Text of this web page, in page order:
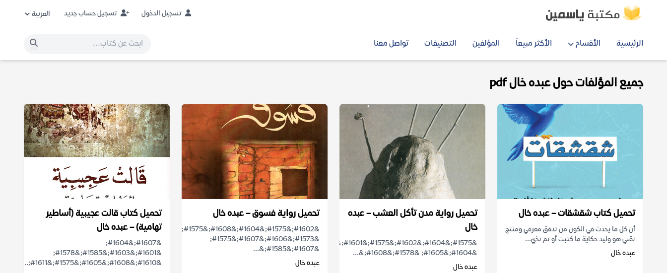
تسجيل الدخول تسجيل حساب جديد
الرئيسية الأقسام الأكثر مبيعاً المؤلفين التصنيفات تواصل معنا
جميع المؤلفات حول عبده خال pdf
تحميل كتاب شقشقات – عبده خال
أن كل ما يحدث في الكون من تدفق معرفي ومنتج
تقني هو وليد حكاية ما كتبت أو تم تخيّ...
عبده خال
تحميل رواية مدن تأكل العشب – عبده
خال
&#1575;&#1604;&#1602;&#1575;&#1601;&#1604;&#1577;
&#1604;&#1605; &#1578;&#1608;&...
عبده خال
تحميل رواية فسوق – عبده خال
&#1602;&#1575;&#1604;&#1608;&#1575;
&#1573;&#1606;&#1607;&#1575;
&#1607;&#1585;&...
عبده خال
تحميل كتاب قالت عجيبية (أساطير
تهامية) – عبده خال
&#1607;&#1604;
&#1601;&#1603;&#1585;&#1578;
&#1610;&#1608;&#1605;&#1575;&#1611;...